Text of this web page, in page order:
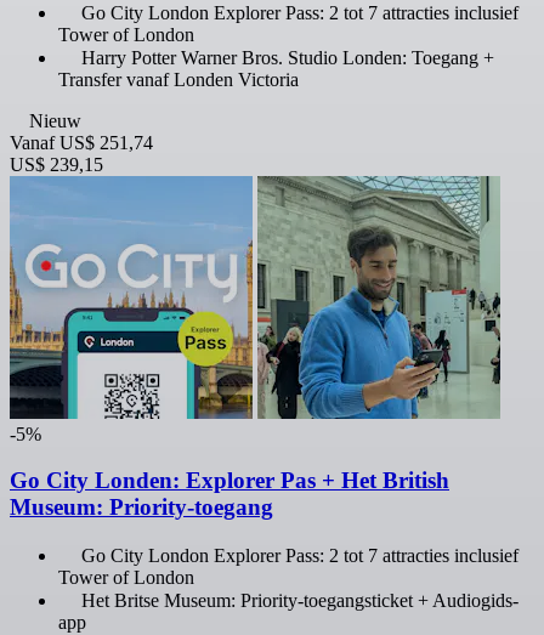
Go City London Explorer Pass: 2 tot 7 attracties inclusief
Tower of London
Harry Potter Warner Bros. Studio Londen: Toegang +
Transfer vanaf Londen Victoria
Nieuw
Vanaf US$ 251,74
US$ 239,15
-5%
Go City Londen: Explorer Pas + Het British
Museum: Priority-toegang
Go City London Explorer Pass: 2 tot 7 attracties inclusief
Tower of London
Het Britse Museum: Priority-toegangsticket + Audiogids-
app